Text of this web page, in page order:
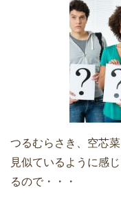
つるむらさき、空芯
見似ているように感
るので・・・